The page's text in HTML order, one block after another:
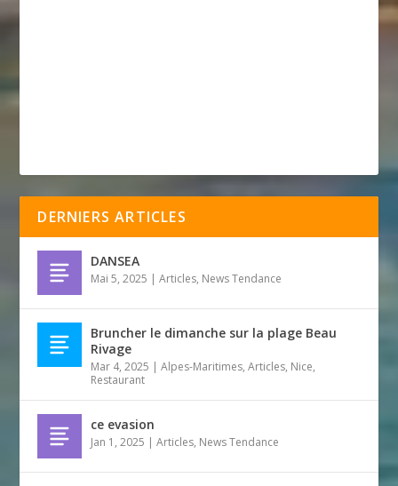
DERNIERS ARTICLES
DANSEA
Mai 5, 2025 |Articles, News Tendance
Bruncher le dimanche sur la plage Beau
Rivage
Mar 4, 2025 |Alpes-Maritimes,Articles, Nice,
Restaurant
ce evasion
Jan 1, 2025 |Articles, News Tendance